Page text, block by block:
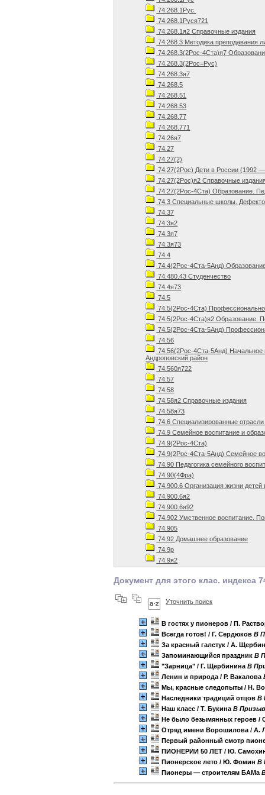
74.268.1Рус.
74.268.1Руся721
74.268.1я2 Справочные издания
74.268.3 Методика преподавания
74.268.3(2Рос-4Ста)я7
74.268.3(2Рос=Рус)
74.268.3я7
74.268.5
74.268.51
74.268.53
74.268.77
74.268.771
74.26я7
74.27
74.27(2)
74.27(2Рос) Дети в России (1992
74.27(2Рос)я2 Справочные
74.27(2Рос-4Ста) Образование.
74.3 Специальные школы.
74.37
74.3я2
74.3я7
74.3я73
74.4
74.4(2Рос-4Ста-5Анд)
74.480.43 Студенчество
74.4я73
74.5
74.5(2Рос-4Ста)
74.5(2Рос-4Ста)я2 Образование.
74.5(2Рос-4Ста-5Анд)
74.56
74.56(2Рос-4Ста-5Анд) Начальное
Андроповский район
74.560я722
74.57
74.58
74.58я2 Справочные издания
74.58я73
74.6 Специализированные отрасли
74.9 Семейное воспитание и
74.9(2Рос-4Ста)
74.9(2Рос-4Ста-5Анд) Семейное
74.90 Педагогика семейного
74.90(4Фра)
74.900.6 Организация жизни детей
74.900.6я2
74.900.6я92
74.902 Умственное воспитание.
74.905
74.92 Домашнее образование
74.9р
74.9я2
Документ для этого клас. индекса
Уточнить поиск
В гостях у пионеров / П.
Всегда готов! / Г. СердюковB
За красный галстук / А.
Запоминающийся праздник B
"Зарница" / Г. ЩербининаB
Ленин и природа / Р. Вакалова
Мы, красные следопыты / Н.
Наследники традиций отцов B
Наш класс / Т. БукинаB
Не было безымянных героев /
Отряд имени Ворошилова / А.
Первый районный смотр
ПИОНЕРИИ 50 ЛЕТ / Ю.
Пионерское лето / Ю. ФоминB
Пионеры — строителям БАМа